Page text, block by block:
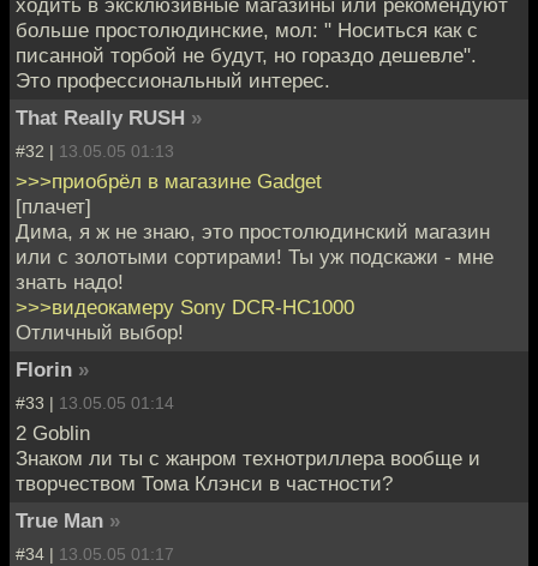
больше простолюдинские, мол: " Носиться как с
писанной торбой не будут, но гораздо дешевле".
Это профессиональный интерес.
That Really RUSH »
#32 | 13.05.05 01:13
>>>приобрёл в магазине Gadget
[плачет]
Дима, я ж не знаю, это простолюдинский магазин
или с золотыми сортирами! Ты уж подскажи - мне
знать надо!
>>>видеокамеру Sony DCR-HC1000
Отличный выбор!
Florin »
#33 | 13.05.05 01:14
2 Goblin
Знаком ли ты с жанром технотриллера вообще и
творчеством Тома Клэнси в частности?
True Man »
#34 | 13.05.05 01:17